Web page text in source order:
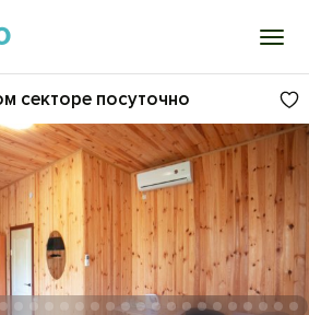
объект
секторе посуточно